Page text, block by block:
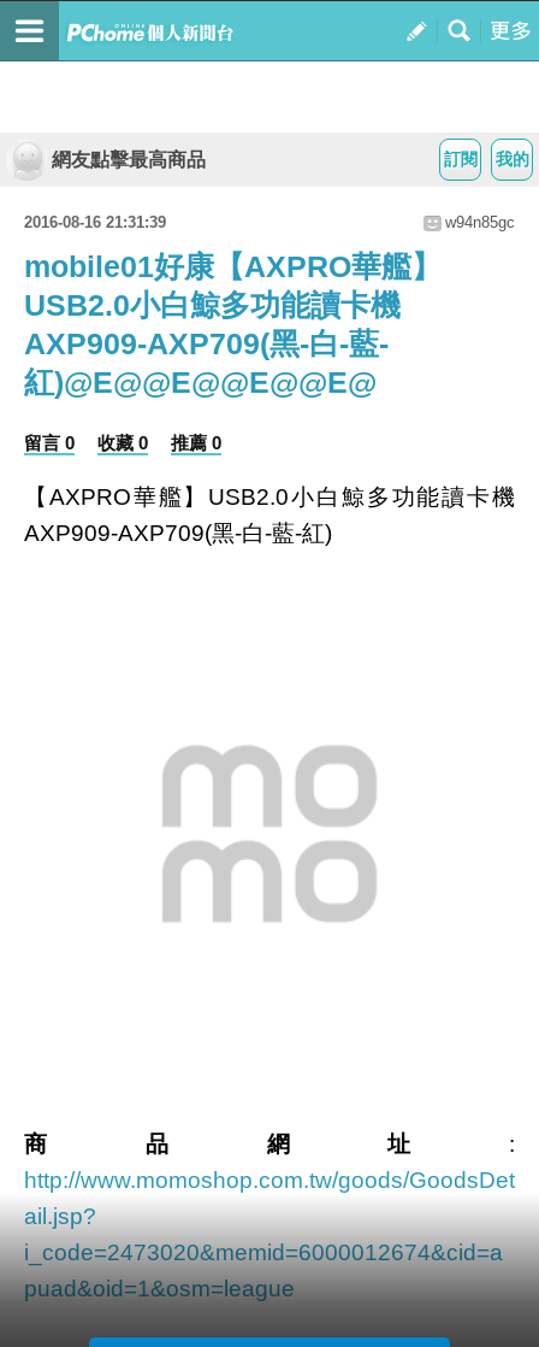
我的
訂閱
網友點擊最高商品
2016-08-16 21:31:39 w94n85gc
mobile01好康【AXPRO華艦】
USB2.0小白鯨多功能讀卡機
AXP909-AXP709(黑-白-藍-
紅)@E@@E@@E@@E@
留言 0 收藏 0 推薦 0
【AXPRO華艦】USB2.0小白鯨多功能讀卡機
AXP909-AXP709(黑-白-藍-紅)
商品網址 :
http://www.momoshop.com.tw/goods/GoodsDet
ail.jsp?
i_code=2473020&memid=6000012674&cid=a
puad&oid=1&osm=league